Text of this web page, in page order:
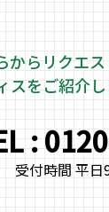
から リクエ
をご紹介し
:
受付時間 平